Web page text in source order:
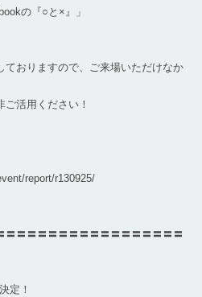
の『○と×』」
ておりますので、ご来場いただけなか
活用ください！
report/r130925/
〓〓〓〓〓〓〓〓〓〓〓〓〓〓〓〓〓
定！